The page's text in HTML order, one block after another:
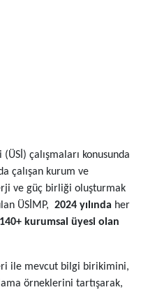
çalışmaları konusunda
çalışan kurum ve
ve güç birliği oluşturmak
ÜSİMP, 2024 yılında her
140+ kurumsal üyesi olan
ile mevcut bilgi birikimini,
örneklerini tartışarak,